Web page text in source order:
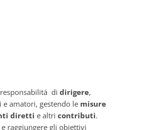
di dirigere,
amatori, gestendo le misure
diretti e altri contributi.
raggiungere gli obiettivi